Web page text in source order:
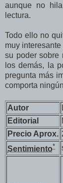
aunque no
lectura.
Todo ello no
muy
su poder sobre
los demás, la
pregunta más
comporta
Autor
Editorial
Precio Aprox.
Sentimiento*